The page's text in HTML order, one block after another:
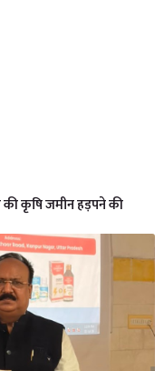
की कृषि जमीन हड़पने की